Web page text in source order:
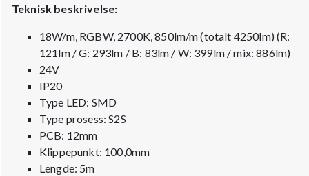
Teknisk beskrivelse:
18W/m, RGBW, 2700K, 850lm/m (totalt 4250lm) (R:
121lm / G: 293lm / B: 83lm / W: 399lm / mix: 886lm)
24V
IP20
Type LED: SMD
Type prosess: S2S
PCB: 12mm
Klippepunkt: 100,0mm
Lengde: 5m